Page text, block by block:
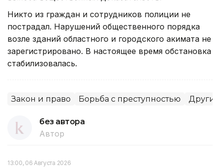
Никто из граждан и сотрудников полиции не
пострадал. Нарушений общественного порядка
возле зданий областного и городского акимата не
зарегистрировано. В настоящее время обстановка
стабилизовалась.
Закон и право Борьба с преступностью
без автора
Автор
13:00, 06 Августа 2026